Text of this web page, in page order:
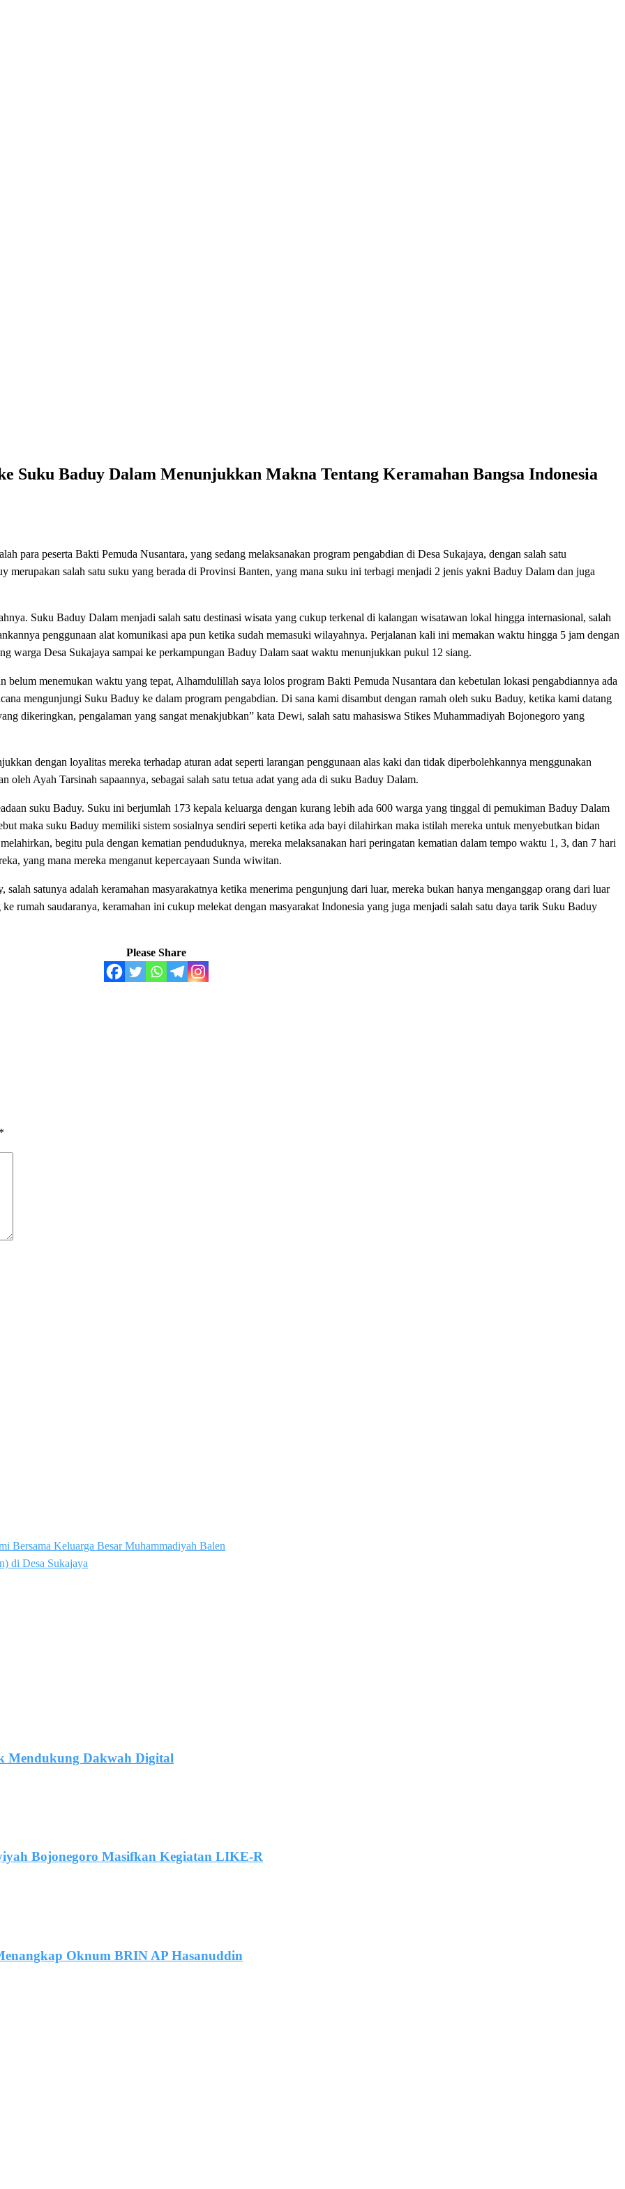
Suku Baduy Dalam Menunjukkan Makna Tentang Keramahan Bangsa Indonesia
para peserta Bakti Pemuda Nusantara, yang sedang melaksanakan program pengabdian di Desa Sukajaya, dengan salah satu
merupakan salah satu suku yang berada di Provinsi Banten, yang mana suku ini terbagi menjadi 2 jenis yakni Baduy Dalam dan juga
Suku Baduy Dalam menjadi salah satu destinasi wisata yang cukup terkenal di kalangan wisatawan lokal hingga internasional, salah
penggunaan alat komunikasi apa pun ketika sudah memasuki wilayahnya. Perjalanan kali ini memakan waktu hingga 5 jam dengan
warga Desa Sukajaya sampai ke perkampungan Baduy Dalam saat waktu menunjukkan pukul 12 siang.
menemukan waktu yang tepat, Alhamdulillah saya lolos program Bakti Pemuda Nusantara dan kebetulan lokasi pengabdiannya ada
mengunjungi Suku Baduy ke dalam program pengabdian. Di sana kami disambut dengan ramah oleh suku Baduy, ketika kami datang
dikeringkan, pengalaman yang sangat menakjubkan” kata Dewi, salah satu mahasiswa Stikes Muhammadiyah Bojonegoro yang
dengan loyalitas mereka terhadap aturan adat seperti larangan penggunaan alas kaki dan tidak diperbolehkannya menggunakan
oleh Ayah Tarsinah sapaannya, sebagai salah satu tetua adat yang ada di suku Baduy Dalam.
suku Baduy. Suku ini berjumlah 173 kepala keluarga dengan kurang lebih ada 600 warga yang tinggal di pemukiman Baduy Dalam
maka suku Baduy memiliki sistem sosialnya sendiri seperti ketika ada bayi dilahirkan maka istilah mereka untuk menyebutkan bidan
begitu pula dengan kematian penduduknya, mereka melaksanakan hari peringatan kematian dalam tempo waktu 1, 3, dan 7 hari
yang mana mereka menganut kepercayaan Sunda wiwitan.
satunya adalah keramahan masyarakatnya ketika menerima pengunjung dari luar, mereka bukan hanya menganggap orang dari luar
rumah saudaranya, keramahan ini cukup melekat dengan masyarakat Indonesia yang juga menjadi salah satu daya tarik Suku Baduy
Please Share
*
Bersama Keluarga Besar Muhammadiyah Balen
di Desa Sukajaya
Mendukung Dakwah Digital
Bojonegoro Masifkan Kegiatan LIKE-R
Oknum BRIN AP Hasanuddin